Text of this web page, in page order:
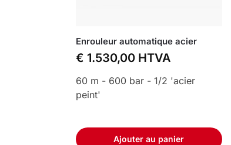
Enrouleur automatique acier
€ 1.530,00 HTVA
Ajouter au panier
60 m - 600 bar - 1/2 'acier
peint'